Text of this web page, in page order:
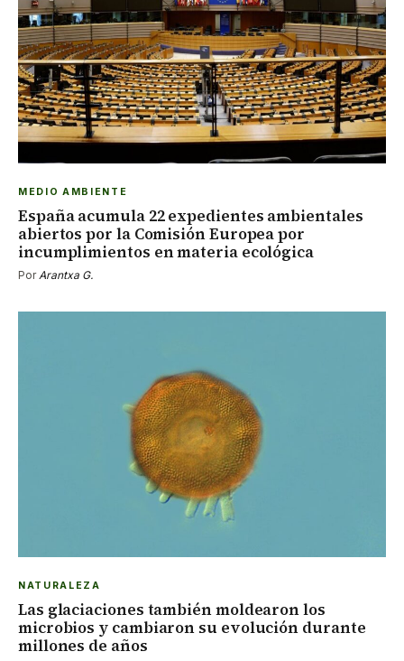
MEDIO AMBIENTE
España acumula 22 expedientes ambientales
abiertos por la Comisión Europea por
incumplimientos en materia ecológica
PorArantxa G.
NATURALEZA
Las glaciaciones también moldearon los
microbios y cambiaron su evolución durante
millones de años